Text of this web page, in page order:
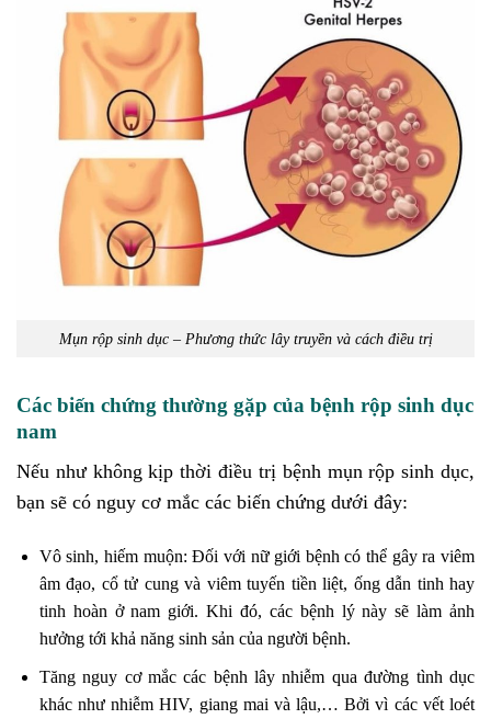
Mụn rộp sinh dục – Phương thức lây truyền và cách điều trị
Các biến chứng thường gặp của bệnh rộp sinh dục
nam
Nếu như không kịp thời điều trị bệnh mụn rộp sinh dục,
bạn sẽ có nguy cơ mắc các biến chứng dưới đây:
Vô sinh, hiếm muộn: Đối với nữ giới bệnh có thể gây ra viêm
âm đạo, cổ tử cung và viêm tuyến tiền liệt, ống dẫn tinh hay
tinh hoàn ở nam giới. Khi đó, các bệnh lý này sẽ làm ảnh
hưởng tới khả năng sinh sản của người bệnh.
Tăng nguy cơ mắc các bệnh lây nhiễm qua đường tình dục
khác như nhiễm HIV, giang mai và lậu,… Bởi vì các vết loét